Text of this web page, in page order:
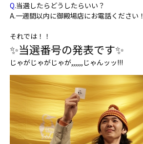
Q.当選したらどうしたらいい？
A.一週間以内に御殿場店にお電話ください！
それでは！！
✨当選番号の発表です✨
じゃがじゃがじゃが,,,,,,じゃんッッ!!!